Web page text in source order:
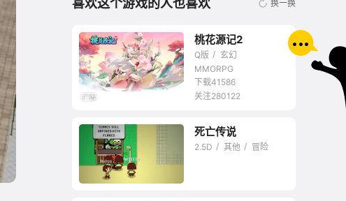
喜欢这个游戏的人也喜欢 换一换
网游
桃花源记2
Q版
玄幻
MMORPG
下载41586
关注280122
死亡传说
2.5D 其他 冒险